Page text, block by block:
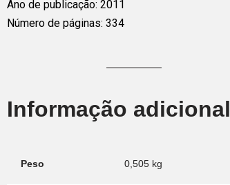
Ano de publicação: 2011
Número de páginas: 334
Informação adicional
Peso 0,505 kg